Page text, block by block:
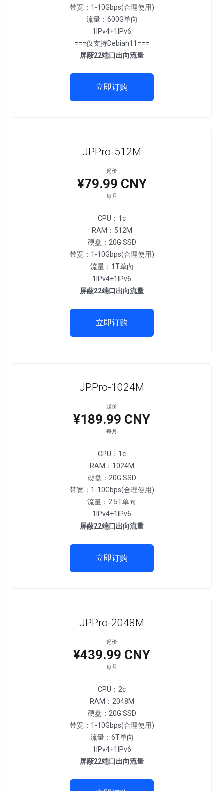
带宽：1-10Gbps(合理使用)
流量：600G单向
1IPv4+1IPv6
===仅支持Debian11===
屏蔽22端口出向流量
立即订购
JPPro-512M
起价
¥79.99 CNY
每月
CPU：1c
RAM：512M
硬盘：20G SSD
带宽：1-10Gbps(合理使用)
流量：1T单向
1IPv4+1IPv6
屏蔽22端口出向流量
立即订购
JPPro-1024M
起价
¥189.99 CNY
每月
CPU：1c
RAM：1024M
硬盘：20G SSD
带宽：1-10Gbps(合理使用)
流量：2.5T单向
1IPv4+1IPv6
屏蔽22端口出向流量
立即订购
JPPro-2048M
起价
¥439.99 CNY
每月
CPU：2c
RAM：2048M
硬盘：20G SSD
带宽：1-10Gbps(合理使用)
流量：6T单向
1IPv4+1IPv6
屏蔽22端口出向流量